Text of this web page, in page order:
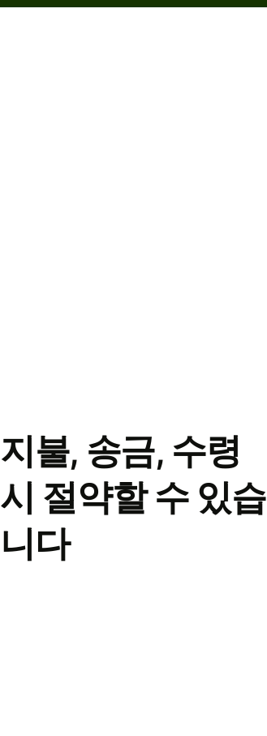
지불, 송금, 수령
시 절약할 수 있습
니다